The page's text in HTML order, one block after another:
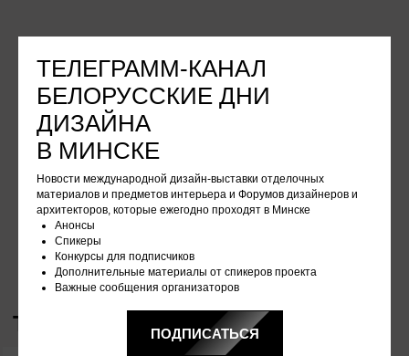
ТЕЛЕГРАММ-КАНАЛ
БЕЛОРУССКИЕ ДНИ
ДИЗАЙНА
В МИНСКЕ
Новости международной дизайн-выставки отделочных
материалов и предметов интерьера и Форумов дизайнеров и
архитекторов, которые ежегодно проходят в Минске
Анонсы
Спикеры
Конкурсы для подписчиков
Дополнительные материалы от спикеров проекта
Важные сообщения организаторов
ПОДПИСАТЬСЯ
Россия Россия
Информационные партнеры